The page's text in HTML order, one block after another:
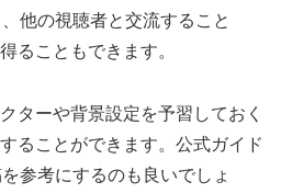
他の視聴者と交流すること
ることもできます。
ターや背景設定を予習しておく
ることができます。公式ガイド
参考にするのも良いでしょ